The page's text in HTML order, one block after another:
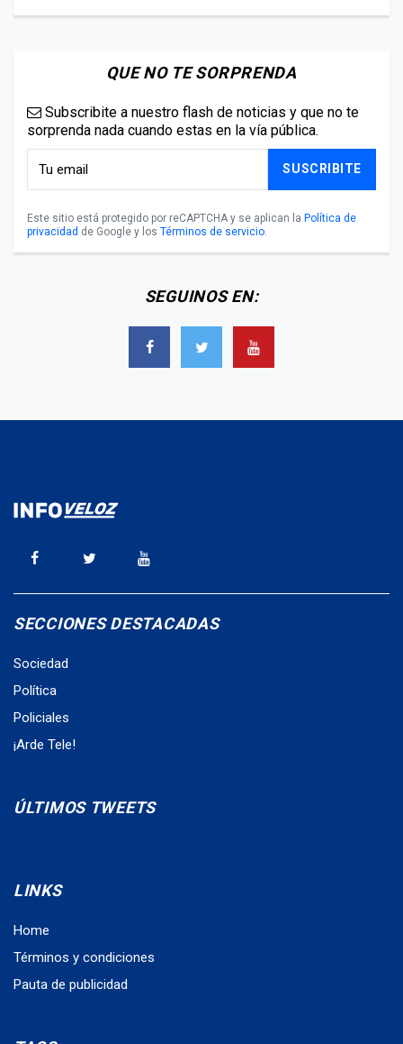
QUE NO TE SORPRENDA
Subscribite a nuestro flash de noticias y que no te
sorprenda nada cuando estas en la vía pública.
SUSCRIBITE
Este sitio está protegido por reCAPTCHA y se aplican la Política de
privacidad de Google y los Términos de servicio.
SEGUINOS EN:
SECCIONES DESTACADAS
Sociedad
Política
Policiales
¡Arde Tele!
ÚLTIMOS TWEETS
LINKS
Home
Términos y condiciones
Pauta de publicidad